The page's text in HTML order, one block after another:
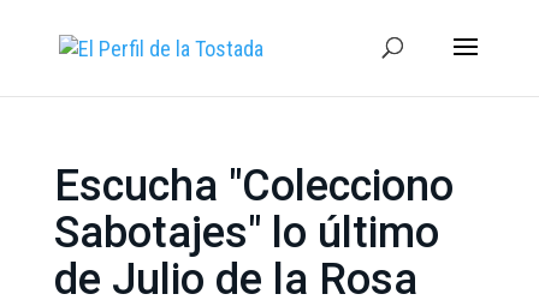
Escucha "Colecciono
Sabotajes" lo último
de Julio de la Rosa